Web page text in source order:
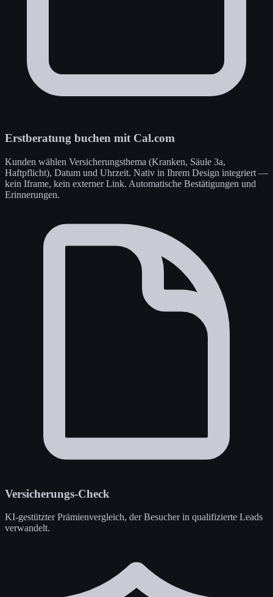
Erstberatung buchen mit Cal.com
Kunden wählen Versicherungsthema (Kranken, Säule 3a,
Haftpflicht), Datum und Uhrzeit. Nativ in Ihrem Design integriert —
kein Iframe, kein externer Link. Automatische Bestätigungen und
Erinnerungen.
Versicherungs-Check
KI-gestützter Prämienvergleich, der Besucher in qualifizierte Leads
verwandelt.